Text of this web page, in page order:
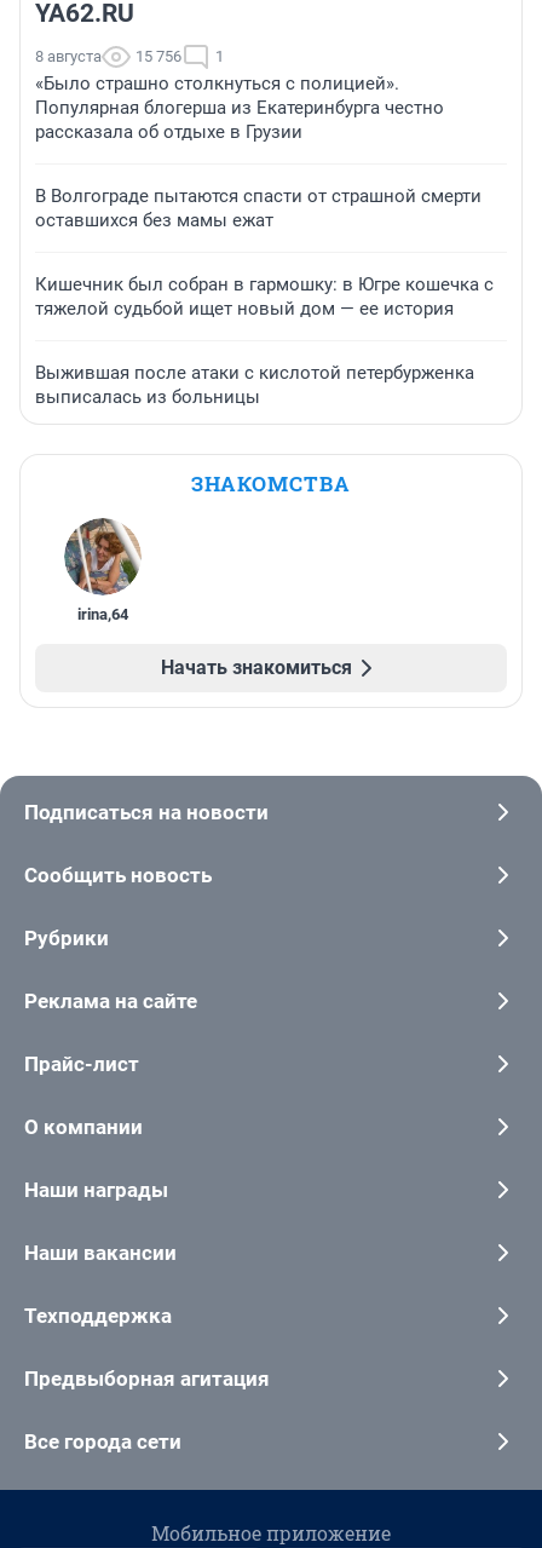
YA62.RU
8 августа 15 756 1
«Было страшно столкнуться с полицией».
Популярная блогерша из Екатеринбурга честно
рассказала об отдыхе в Грузии
В Волгограде пытаются спасти от страшной смерти
оставшихся без мамы ежат
Кишечник был собран в гармошку: в Югре кошечка с
тяжелой судьбой ищет новый дом — ее история
Выжившая после атаки с кислотой петербурженка
выписалась из больницы
ЗНАКОМСТВА
irina,64
Начать знакомиться
Подписаться на новости
Сообщить новость
Рубрики
Реклама на сайте
Прайс-лист
О компании
Наши награды
Наши вакансии
Техподдержка
Предвыборная агитация
Все города сети
Мобильное приложение